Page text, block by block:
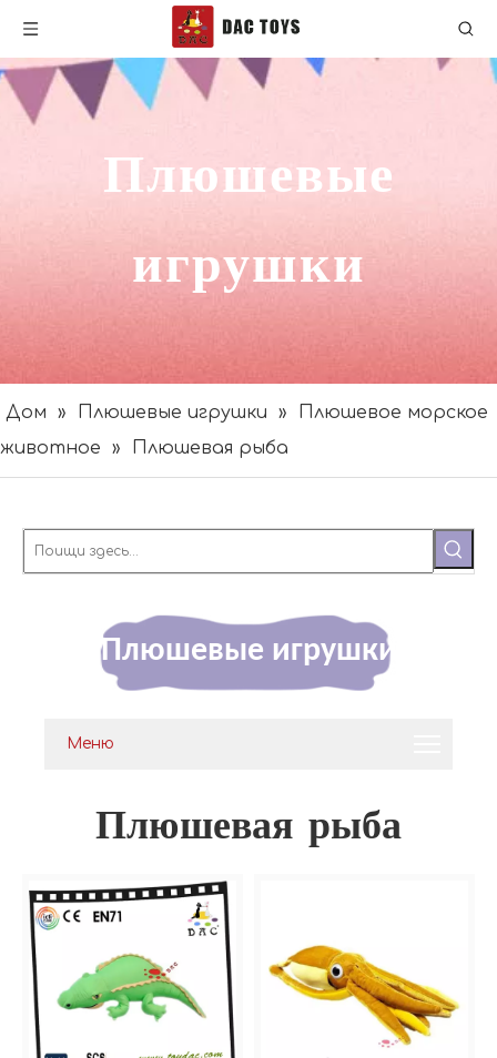
Плюшевые
игрушки
Дом » Плюшевые игрушки »
Плюшевое морское
животное
» Плюшевая рыба
Плюшевые игрушки
Меню
Плюшевая рыба